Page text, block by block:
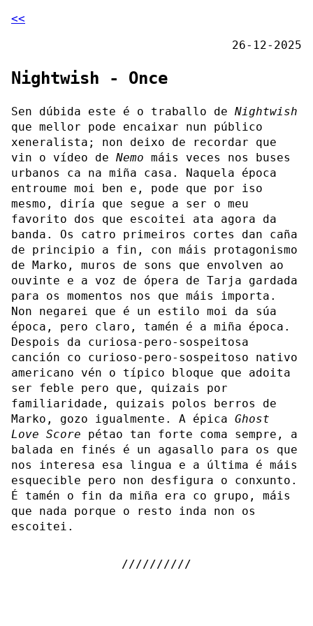
<<
26-12-2025
Nightwish - Once
Sen dúbida este é o traballo de Nightwish
que mellor pode encaixar nun público
xeneralista; non deixo de recordar que
vin o vídeo de Nemo máis veces nos buses
urbanos ca na miña casa. Naquela época
entroume moi ben e, pode que por iso
mesmo, diría que segue a ser o meu
favorito dos que escoitei ata agora da
banda. Os catro primeiros cortes dan caña
de principio a fin, con máis protagonismo
de Marko, muros de sons que envolven ao
ouvinte e a voz de ópera de Tarja gardada
para os momentos nos que máis importa.
Non negarei que é un estilo moi da súa
época, pero claro, tamén é a miña época.
Despois da curiosa-pero-sospeitosa
canción co curioso-pero-sospeitoso nativo
americano vén o típico bloque que adoita
ser feble pero que, quizais por
familiaridade, quizais polos berros de
Marko, gozo igualmente. A épica Ghost
Love Score pétao tan forte coma sempre, a
balada en finés é un agasallo para os que
nos interesa esa lingua e a última é máis
esquecible pero non desfigura o conxunto.
É tamén o fin da miña era co grupo, máis
que nada porque o resto inda non os
escoitei.